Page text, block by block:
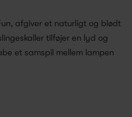
afgiver et naturligt og blødt
tilføjer en lyd og
et samspil mellem lampen